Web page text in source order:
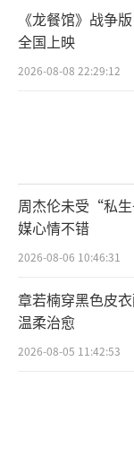
征彩头的带
的老总们脸
压低声音的
李乃文这
前他失手打
组里同样的
他撞碎过两
了足足半分钟
片酬里扣，
《龙餐馆》战争
全国上映
2026-08-08 22:29:12
周杰伦未受“私
媒心情不错
2026-08-06 10:46:31
章若楠穿黑色皮
温柔治愈
2026-08-05 11:42:53